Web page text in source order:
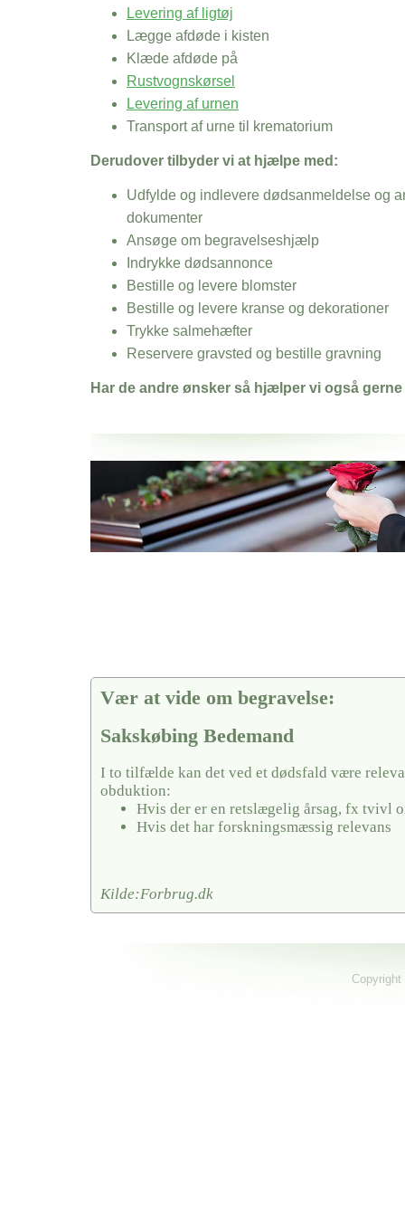
Levering af ligtøj
Lægge afdøde i kisten
Klæde afdøde på
Rustvognskørsel
Levering af urnen
Transport af urne til krematorium
Derudover tilbyder vi at hjælpe med:
Udfylde og indlevere dødsanmeldelse og
dokumenter
Ansøge om begravelseshjælp
Indrykke dødsannonce
Bestille og levere blomster
Bestille og levere kranse og dekorationer
Trykke salmehæfter
Reservere gravsted og bestille gravning
Har de andre ønsker så hjælper vi også gerne
Her hos os får du altid en god afslutning når det gælder
Sakskøbing Bedemand
vi hjælper i alle faser af begravelsel
Vær at vide om begravelse:
Sakskøbing Bedemand
I to tilfælde kan det ved et dødsfald være
obduktion:
Hvis der er en retslægelig årsag, fx tvivl
Hvis det har forskningsmæssig relevans
Kilde:Forbrug.dk